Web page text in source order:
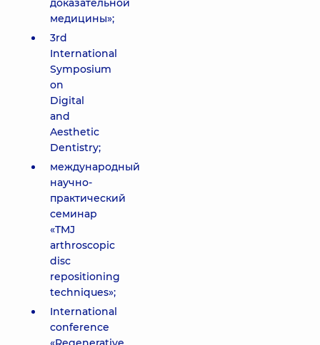
доказательной
медицины»;
3rd
International
Symposium
on
Digital
and
Aesthetic
Dentistry;
международный
научно-
практический
семинар
«TMJ
arthroscopic
disc
repositioning
techniques»;
International
conference